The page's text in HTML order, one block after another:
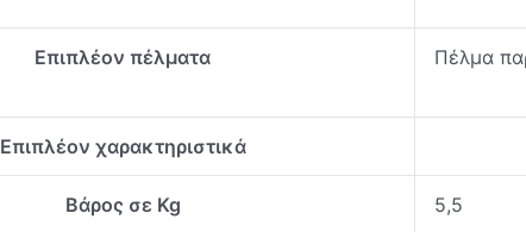
Επιπλέον πέλματα Πέλμα
Επιπλέον χαρακτηριστικά
Βάρος σε Kg 5,5